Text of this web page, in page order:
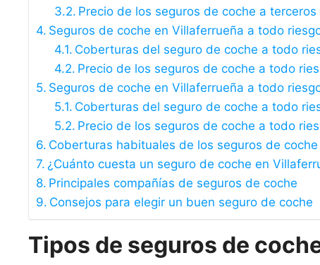
Precio de los seguros de coche a
Seguros de coche en Villaferrueña a todo
Coberturas del seguro de coche a todo
Precio de los seguros de coche a todo
Seguros de coche en Villaferrueña a todo
Coberturas del seguro de coche a todo
Precio de los seguros de coche a todo
Coberturas habituales de los seguros de
¿Cuánto cuesta un seguro de coche en
Principales compañías de seguros de coche
Consejos para elegir un buen seguro de coche
Tipos de seguros de